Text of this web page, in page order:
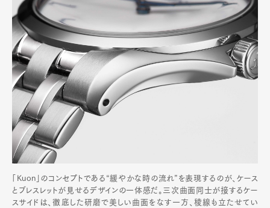
「Kuon」のコンセプトである“緩やかな時の流れ”を表現するのが、ケース
とブレスレットが見せるデザインの一体感だ。三次曲面同士が接するケー
スサイドは、徹底した研磨で美しい曲面をなす一方、稜線も立たせてい